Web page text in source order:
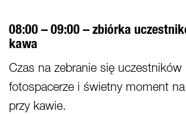
08:00 – 09:00 – zbiórka
kawa
Czas na zebranie się uczestników
fotospacerze i świetny moment
przy kawie.